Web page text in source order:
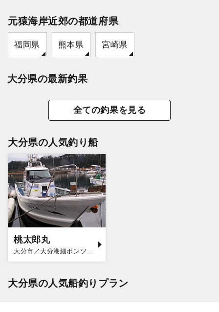
元猿海岸近郊の都道府県
福岡県 熊本県 宮崎県
大分県の最新釣果
全ての釣果を見る
大分県の人気釣り船
桃太郎丸
大分県の人気船釣りプラン